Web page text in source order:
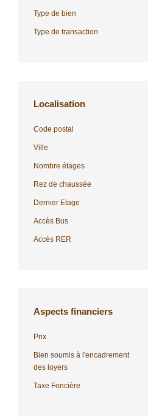
Type de bien
Type de transaction
Localisation
Code postal
Ville
Nombre étages
Rez de chaussée
Dernier Etage
Accès Bus
Accès RER
Aspects financiers
Prix
Bien soumis à l'encadrement
des loyers
Taxe Foncière